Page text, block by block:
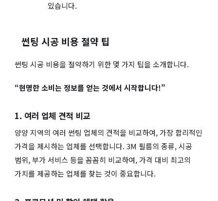
있습니다.
썬팅 시공 비용 절약 팁
썬팅 시공 비용을 절약하기 위한 몇 가지 팁을 소개합니다.
“현명한 소비는 정보를 얻는 것에서 시작합니다!”
1. 여러 업체 견적 비교
양양 지역의 여러 썬팅 업체의 견적을 비교하여, 가장 합리적인
가격을 제시하는 업체를 선택합니다. 3M 필름의 종류, 시공
범위, 부가 서비스 등을 꼼꼼히 비교하여, 가격 대비 최고의
가치를 제공하는 업체를 찾는 것이 중요합니다.